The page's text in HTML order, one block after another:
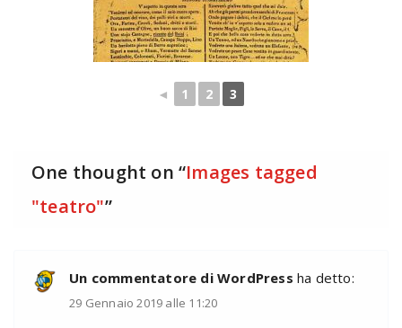
◄ 1 2 3
One thought on “Images tagged
"teatro"”
Un commentatore di WordPress ha detto:
29 Gennaio 2019 alle 11:20